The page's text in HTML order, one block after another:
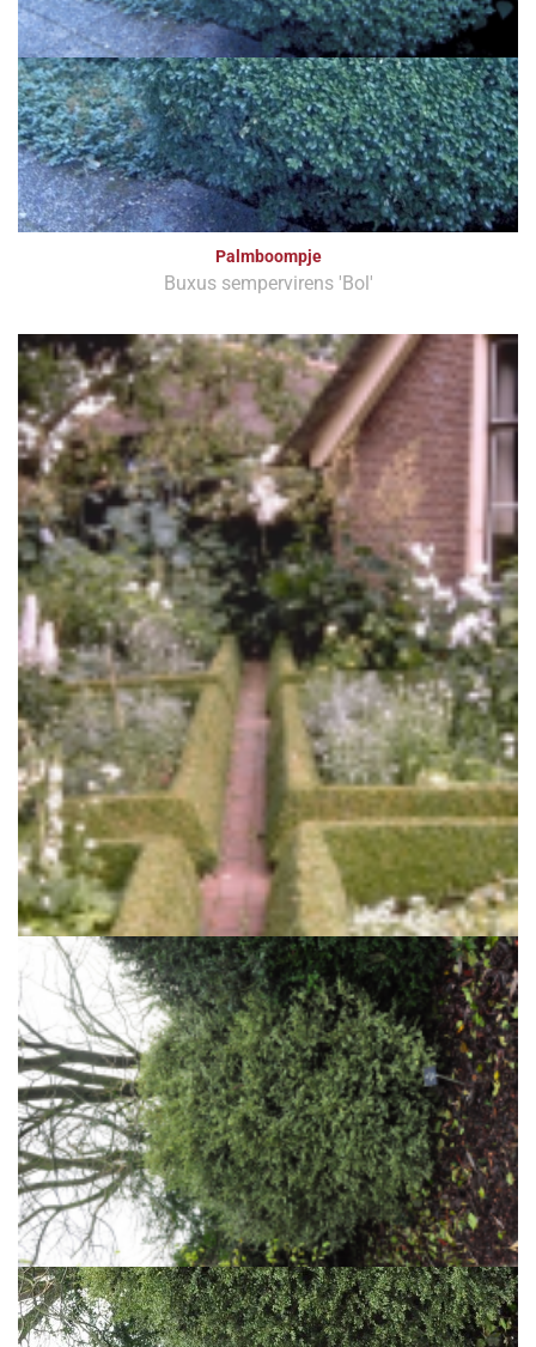
Palmboompje
Buxus sempervirens 'Bol'
Palmboompje
Buxus sempervirens